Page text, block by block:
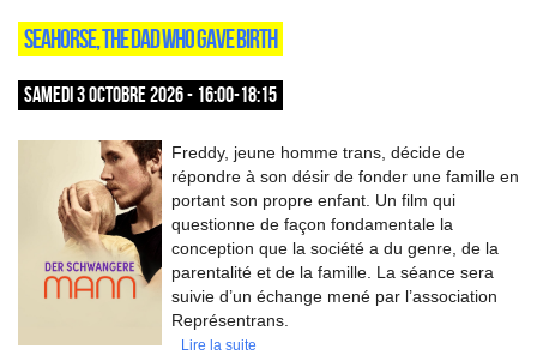
SEAHORSE, THE DAD WHO GAVE BIRTH
SAMEDI 3 OCTOBRE 2026 - 16:00-18:15
Freddy, jeune homme trans, décide de
répondre à son désir de fonder une famille en
portant son propre enfant. Un film qui
questionne de façon fondamentale la
conception que la société a du genre, de la
parentalité et de la famille. La séance sera
suivie d’un échange mené par l’association
Représentrans.
Lire la suite